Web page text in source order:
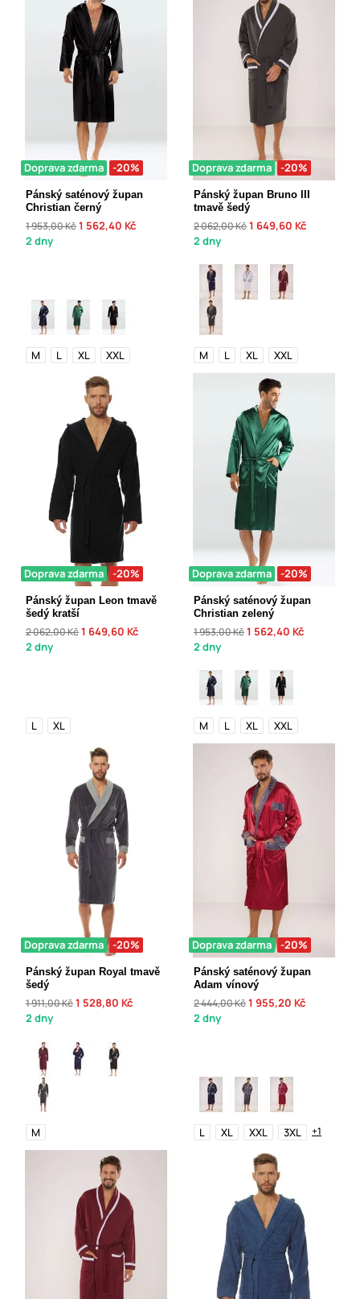
Doprava zdarma -20%
Pánský saténový župan
Christian černý
1 953,00 Kč1 562,40 Kč
2 dny
M L XL XXL
Doprava zdarma -20%
Pánský župan Bruno III
tmavě šedý
2 062,00 Kč1 649,60 Kč
2 dny
M L XL XXL
Doprava zdarma -20%
Pánský župan Leon tmavě
šedý kratší
2 062,00 Kč1 649,60 Kč
2 dny
L XL
Doprava zdarma -20%
Pánský saténový župan
Christian zelený
1 953,00 Kč1 562,40 Kč
2 dny
M L XL XXL
Doprava zdarma -20%
Pánský župan Royal tmavě
šedý
1 911,00 Kč1 528,80 Kč
2 dny
M
Doprava zdarma -20%
Pánský saténový župan
Adam vínový
2 444,00 Kč1 955,20 Kč
2 dny
L XL XXL 3XL +1